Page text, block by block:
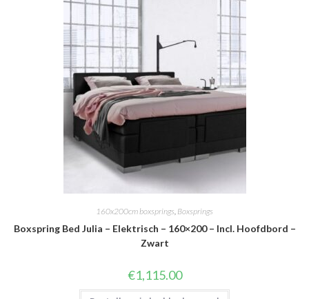
160x200cm boxsprings, Boxsprings
Boxspring Bed Julia – Elektrisch – 160×200 – Incl. Hoofdbord –
Zwart
€1,115.00